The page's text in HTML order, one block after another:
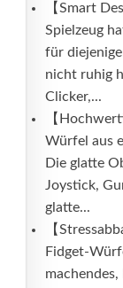
【Smart
Spielzeug
für
nicht ruhig
Clicker,...
【
Würfel aus
Die glatte
Joystick,
glatte...
【
Fidget-